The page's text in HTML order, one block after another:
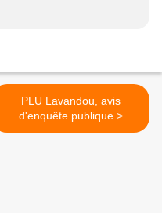
PLU Lavandou, avis
d'enquête publique >